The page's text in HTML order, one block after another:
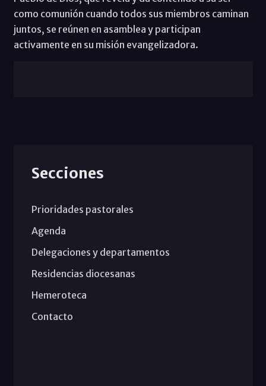
como comunión cuando todos sus miembros caminan
juntos, se reúnen en asamblea y participan
activamente en su misión evangelizadora.
Secciones
Prioridades pastorales
Agenda
Delegaciones y departamentos
Residencias diocesanas
Hemeroteca
Contacto